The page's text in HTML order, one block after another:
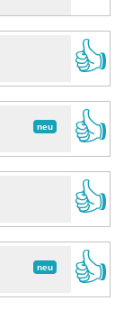
👍
neu
👍
👍
neu
👍